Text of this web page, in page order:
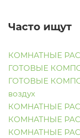
Часто ищут
КОМНАТНЫЕ
ГОТОВЫЕ
ГОТОВЫЕ
воздух
КОМНАТНЫЕ
КОМНАТНЫЕ
КОМНАТНЫЕ